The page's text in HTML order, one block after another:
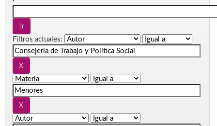
Filtros actuales: